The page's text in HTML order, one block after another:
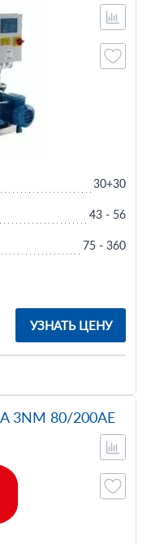
УЗНАТЬ ЦЕНУ
30+30
43 - 56
75 - 360
3NM 80/200AE